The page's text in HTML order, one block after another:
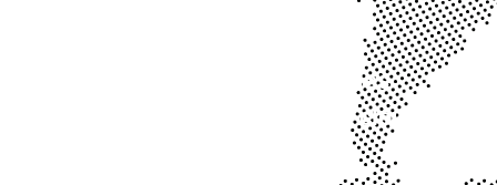
Compatibilité avec AWS et les
principaux fournisseurs de cloud